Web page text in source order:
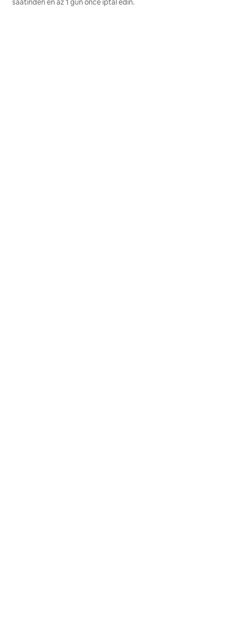
saatinden en az 1 gün önce iptal edin.